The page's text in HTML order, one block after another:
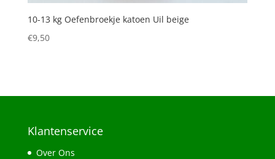
10-13 kg Oefenbroekje katoen Uil beige
€9,50
Klantenservice
Over Ons